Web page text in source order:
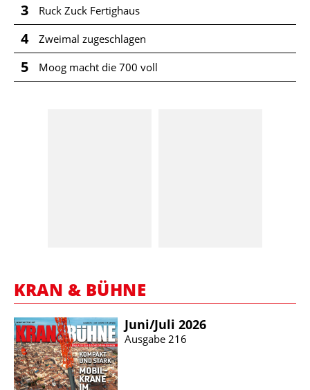
3 Ruck Zuck Fertighaus
4 Zweimal zugeschlagen
5 Moog macht die 700 voll
KRAN & BÜHNE
Juni/​Juli 2026
Ausgabe 216